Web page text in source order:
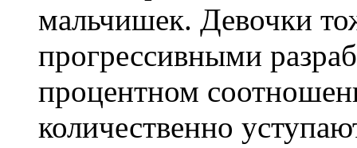
мальчишек. Девочки
прогрессивными
процентном
количественно